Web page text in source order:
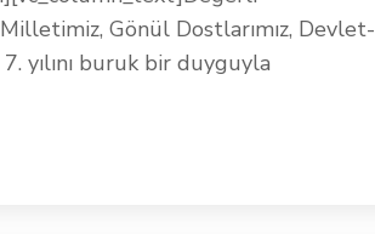
Gönül Dostlarımız, Devlet-
7. yılını buruk bir duyguyla